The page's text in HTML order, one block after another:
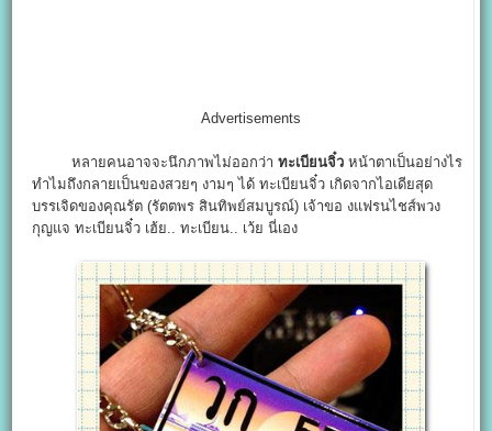
Advertisements
หลายคนอาจจะนึกภาพไม่ออกว่าทะเบียนจิ๋ว หน้าตาเป็นอย่างไร
ทำไมถึงกลายเป็นของสวยๆ งามๆ ได้ ทะเบียนจิ๋ว เกิดจากไอเดียสุด
บรรเจิดของคุณรัต (รัตตพร สินทิพย์สมบูรณ์) เจ้าขอ งแฟรนไชส์พวง
กุญแจ ทะเบียนจิ๋ว เฮ้ย.. ทะเบียน.. เว้ย นี่เอง